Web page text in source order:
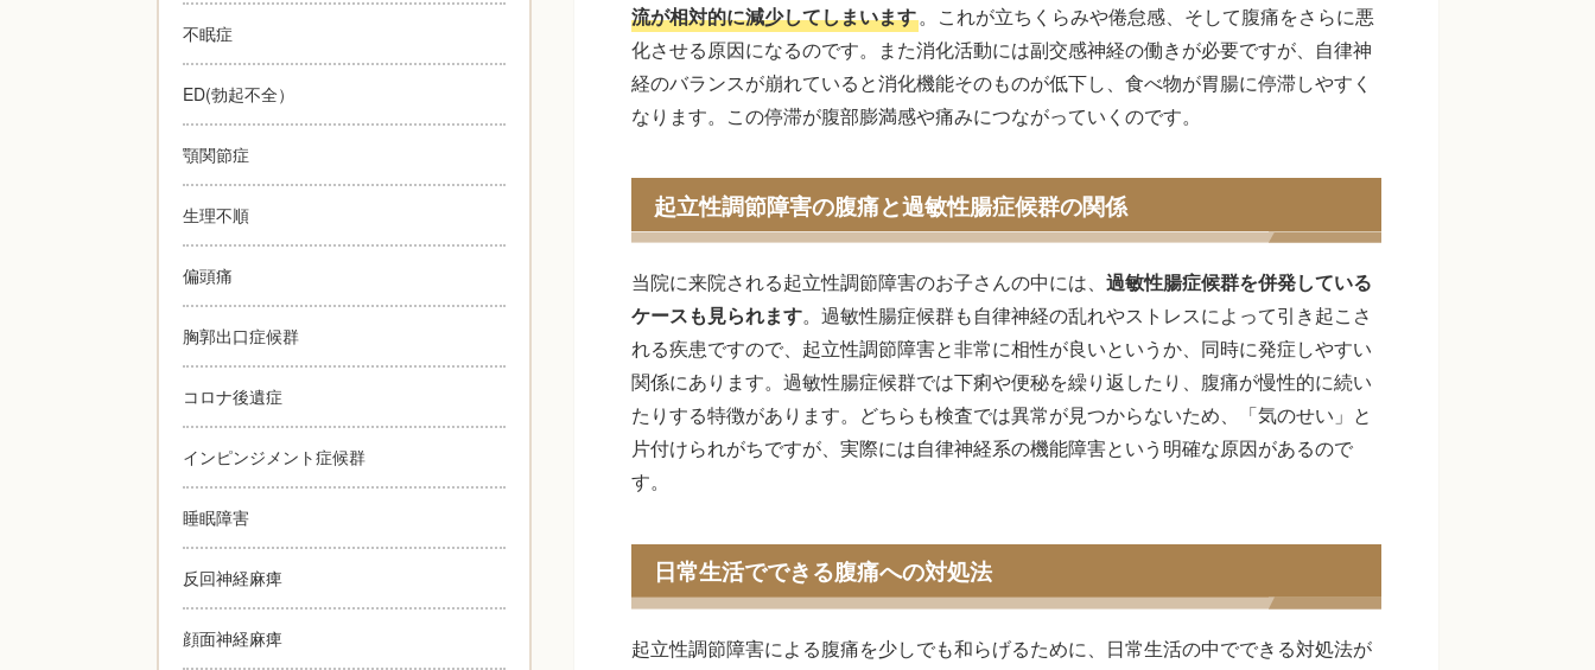
流が相対的に減少してしまいます。これが立ちくらみや倦怠感、そして腹痛をさらに悪
化させる原因になるのです。また消化活動には副交感神経の働きが必要ですが、自律神
経のバランスが崩れていると消化機能そのものが低下し、食べ物が胃腸に停滞しやすく
なります。この停滞が腹部膨満感や痛みにつながっていくのです。
起立性調節障害の腹痛と過敏性腸症候群の関係
当院に来院される起立性調節障害のお子さんの中には、 過敏性腸症候群を併発している
ケースも見られます。過敏性腸症候群も自律神経の乱れやストレスによって引き起こさ
れる疾患ですので、起立性調節障害と非常に相性が良いというか、同時に発症しやすい
関係にあります。過敏性腸症候群では下痢や便秘を繰り返したり、腹痛が慢性的に続い
たりする特徴があります。どちらも検査では異常が見つからないため、「気のせい」と
片付けられがちですが、実際には自律神経系の機能障害という明確な原因があるので
す。
日常生活でできる腹痛への対処法
起立性調節障害による腹痛を少しでも和らげるために、日常生活の中でできる対処法が
不眠症
ED(勃起不全）
顎関節症
生理不順
偏頭痛
胸郭出口症候群
コロナ後遺症
インピンジメント症候群
睡眠障害
反回神経麻痺
顔面神経麻痺